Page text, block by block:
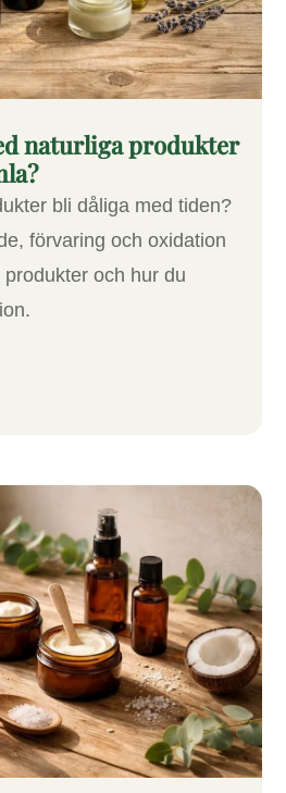
naturliga produkter
bli dåliga med tiden?
förvaring och oxidation
och hur du